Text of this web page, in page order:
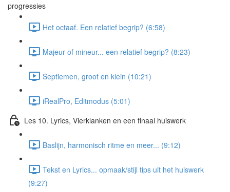
progressies
Het octaaf. Een relatief begrip? (6:58)
Majeur of mineur... een relatief begrip? (8:23)
Septiemen, groot en klein (10:21)
iRealPro, Editmodus (5:01)
Les 10. Lyrics, Vierklanken en een finaal huiswerk
Baslijn, harmonisch ritme en meer... (9:12)
Tekst en Lyrics... opmaak/stijl tips uit het huiswerk
(9:27)